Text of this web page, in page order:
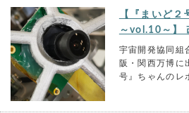
【『まいど２
～vol.10～】
宇宙開発協同組
阪・関西万博に
号』ちゃんのレ